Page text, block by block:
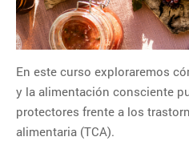
agosto 2026
L M X J V S D
1
3
4 5 6 7 8
9
En este curso exploraremos
y la alimentación consciente
protectores frente a los
alimentaria (TCA).